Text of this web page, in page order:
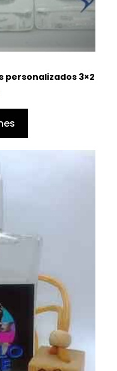
personalizados 3×2